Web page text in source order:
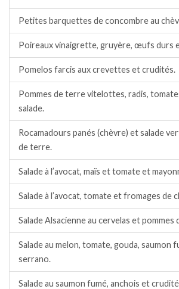
Petites barquettes de concombre au
Poireaux vinaigrette, gruyère, œufs durs
Pomelos farcis aux crevettes et crudités.
Pommes de terre vitelottes, radis,
salade.
Rocamadours panés (chèvre) et salade
de terre.
Salade à l’avocat, maïs et tomate et
Salade à l’avocat, tomate et fromages de
Salade Alsacienne au cervelas et pommes
Salade au melon, tomate, gouda, saumon
serrano.
Salade au saumon fumé, anchois et